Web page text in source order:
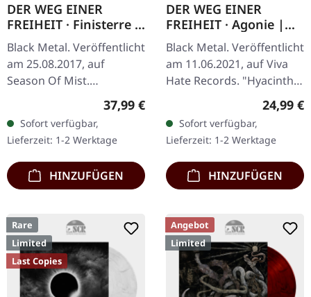
DER WEG EINER
FREIHEIT · Finisterre |
BLACK 2LP
Black Metal. Veröffentlicht
am 25.08.2017, auf
Season Of Mist.
Schwarzes Doppel-Vinyl
inklusive Bonus-Track.
Der Weg einer…
Regulärer Preis:
37,99 €
Sofort verfügbar,
Lieferzeit: 1-2 Werktage
HINZUFÜGEN
DER WEG EINER
FREIHEIT · Agonie |
CLEAR/RED/BLUE LP
Black Metal. Veröffentlicht
am 11.06.2021, auf Viva
Hate Records. "Hyacinth"
Transparent/Rot/Blau
marmoriertes Vinyl.
Limitiert auf 300
Exemplare.…
24,99 €
Sofort verfügbar,
Lieferzeit: 1-2 Werktage
HINZUFÜGEN
Rare
Limited
Last Copies
Angebot
Limited